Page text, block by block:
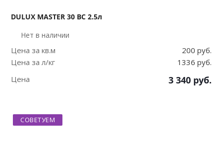
DULUX MASTER 30 BC 2.5л
Нет в наличии
Цена за кв.м
200 руб.
Цена за л/кг
1336 руб.
Цена
3 340 руб.
СОВЕТУЕМ